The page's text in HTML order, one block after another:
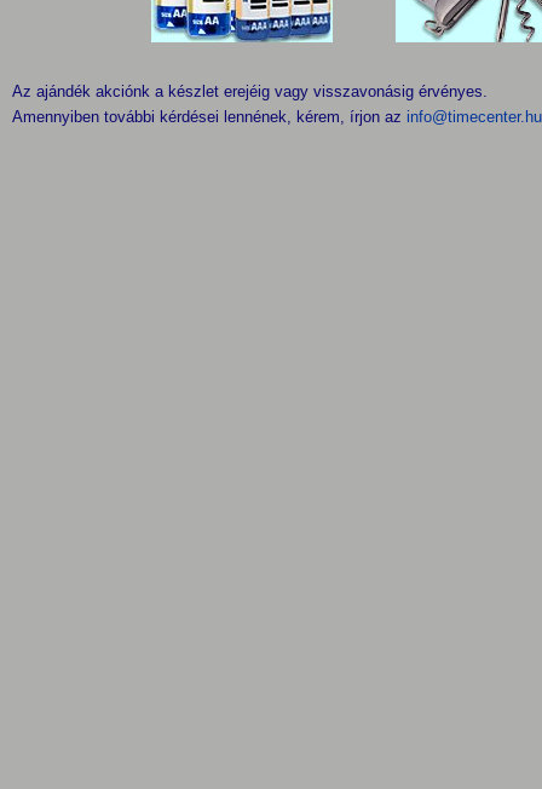
Az ajándék akciónk a készlet erejéig vagy visszavonásig érvényes.
Amennyiben további kérdései lennének, kérem, írjon az info@timecenter.hu